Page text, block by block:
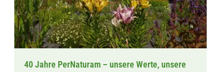
40 Jahre PerNaturam – unsere Werte, unsere